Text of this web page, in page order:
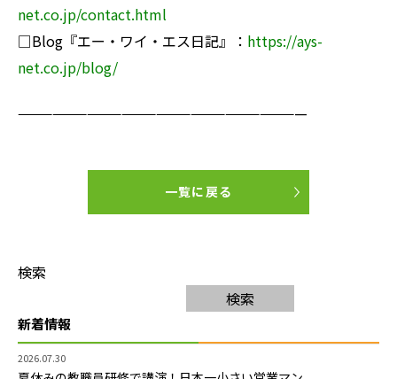
net.co.jp/contact.html
□Blog『エー・ワイ・エス日記』： https://ays-
net.co.jp/blog/
—————————————————————————
一覧に戻る
検索
検索
新着情報
2026.07.30